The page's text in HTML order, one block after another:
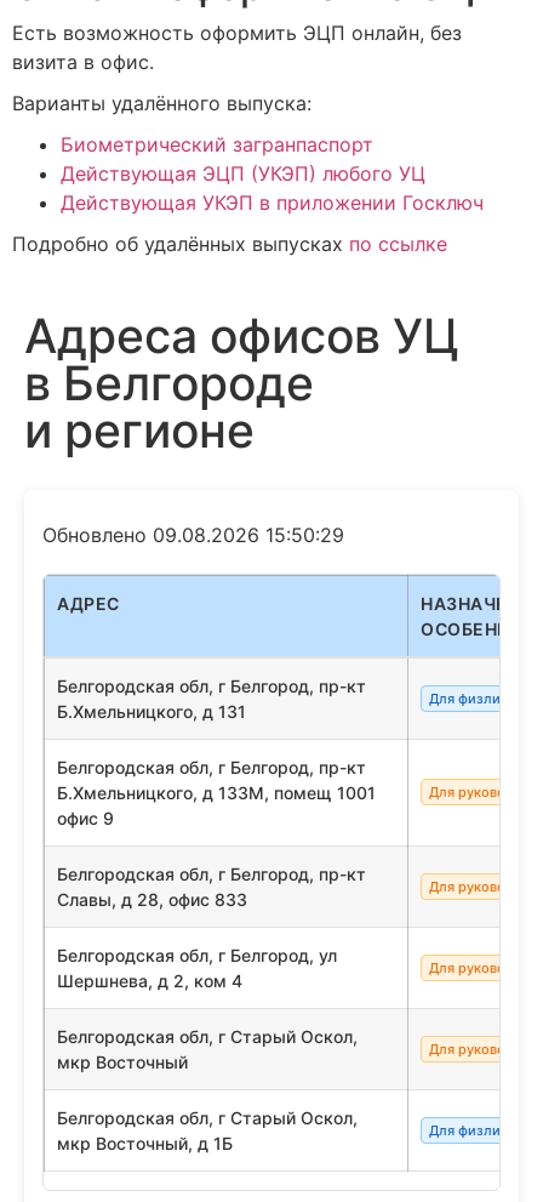
Есть возможность оформить ЭЦП онлайн, без
визита в офис.
Варианты удалённого выпуска:
Биометрический загранпаспорт
Действующая ЭЦП (УКЭП) любого УЦ
Действующая УКЭП в приложении Госключ
Подробно об удалённых выпусках по ссылке
Адреса офисов УЦ
в Белгороде
и регионе
Обновлено 09.08.2026 15:50:29
АДРЕС
Белгородская обл, г Белгород, пр-кт
Б.Хмельницкого, д 131
Для физлиц/
Белгородская обл, г Белгород, пр-кт
Б.Хмельницкого, д 133М, помещ 1001
офис 9
Для
Белгородская обл, г Белгород, пр-кт
Славы, д 28, офис 833
Для
Белгородская обл, г Белгород, ул
Шершнева, д 2, ком 4
Для
Белгородская обл, г Старый Оскол,
мкр Восточный
Для
Белгородская обл, г Старый Оскол,
мкр Восточный, д 1Б
Для физлиц/